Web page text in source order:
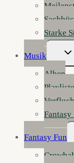
Starke
Musik
Alben
Fantasy Fun